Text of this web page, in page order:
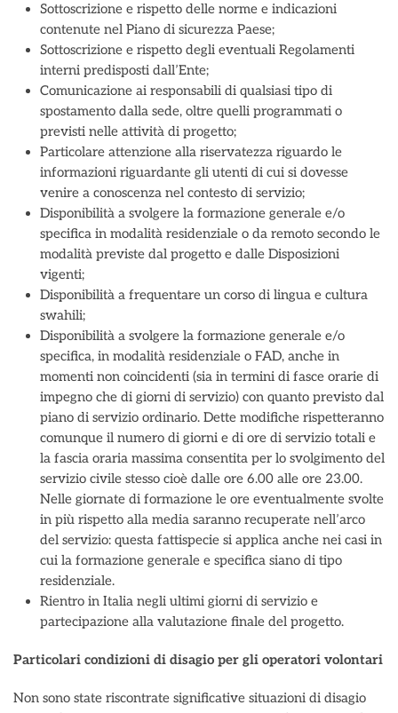
Sottoscrizione e rispetto delle norme e indicazioni
contenute nel Piano di sicurezza Paese;
Sottoscrizione e rispetto degli eventuali Regolamenti
interni predisposti dall’Ente;
Comunicazione ai responsabili di qualsiasi tipo di
spostamento dalla sede, oltre quelli programmati o
previsti nelle attività di progetto;
Particolare attenzione alla riservatezza riguardo le
informazioni riguardante gli utenti di cui si dovesse
venire a conoscenza nel contesto di servizio;
Disponibilità a svolgere la formazione generale e/o
specifica in modalità residenziale o da remoto secondo le
modalità previste dal progetto e dalle Disposizioni
vigenti;
Disponibilità a frequentare un corso di lingua e cultura
swahili;
Disponibilità a svolgere la formazione generale e/o
specifica, in modalità residenziale o FAD, anche in
momenti non coincidenti (sia in termini di fasce orarie di
impegno che di giorni di servizio) con quanto previsto dal
piano di servizio ordinario. Dette modifiche rispetteranno
comunque il numero di giorni e di ore di servizio totali e
la fascia oraria massima consentita per lo svolgimento del
servizio civile stesso cioè dalle ore 6.00 alle ore 23.00.
Nelle giornate di formazione le ore eventualmente svolte
in più rispetto alla media saranno recuperate nell’arco
del servizio: questa fattispecie si applica anche nei casi in
cui la formazione generale e specifica siano di tipo
residenziale.
Rientro in Italia negli ultimi giorni di servizio e
partecipazione alla valutazione finale del progetto.
Particolari condizioni di disagio per gli operatori volontari
Non sono state riscontrate significative situazioni di disagio